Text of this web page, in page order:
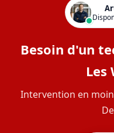
Besoin d'un
Les
Intervention en